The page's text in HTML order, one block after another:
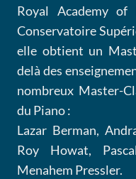
Royal Academy
Conservatoire
elle obtient un
delà des
nombreux Master-
du Piano :
Lazar Berman,
Roy Howat,
Menahem Pressler.